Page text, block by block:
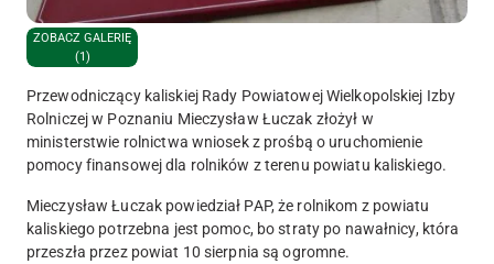
ZOBACZ GALERIĘ
(1)
Przewodniczący kaliskiej Rady Powiatowej Wielkopolskiej Izby
Rolniczej w Poznaniu Mieczysław Łuczak złożył w
ministerstwie rolnictwa wniosek z prośbą o uruchomienie
pomocy finansowej dla rolników z terenu powiatu kaliskiego.
Mieczysław Łuczak powiedział PAP, że rolnikom z powiatu
kaliskiego potrzebna jest pomoc, bo straty po nawałnicy, która
przeszła przez powiat 10 sierpnia są ogromne.